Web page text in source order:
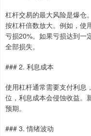
杠杆交易的最大风险是爆仓
按杠杆倍数放大。例如，使
亏损20%。如果亏损达到一
全部损失。
### 2. 利息成本
使用杠杆通常需要支付利息
位，利息成本会侵蚀收益。
预期。
### 3. 情绪波动